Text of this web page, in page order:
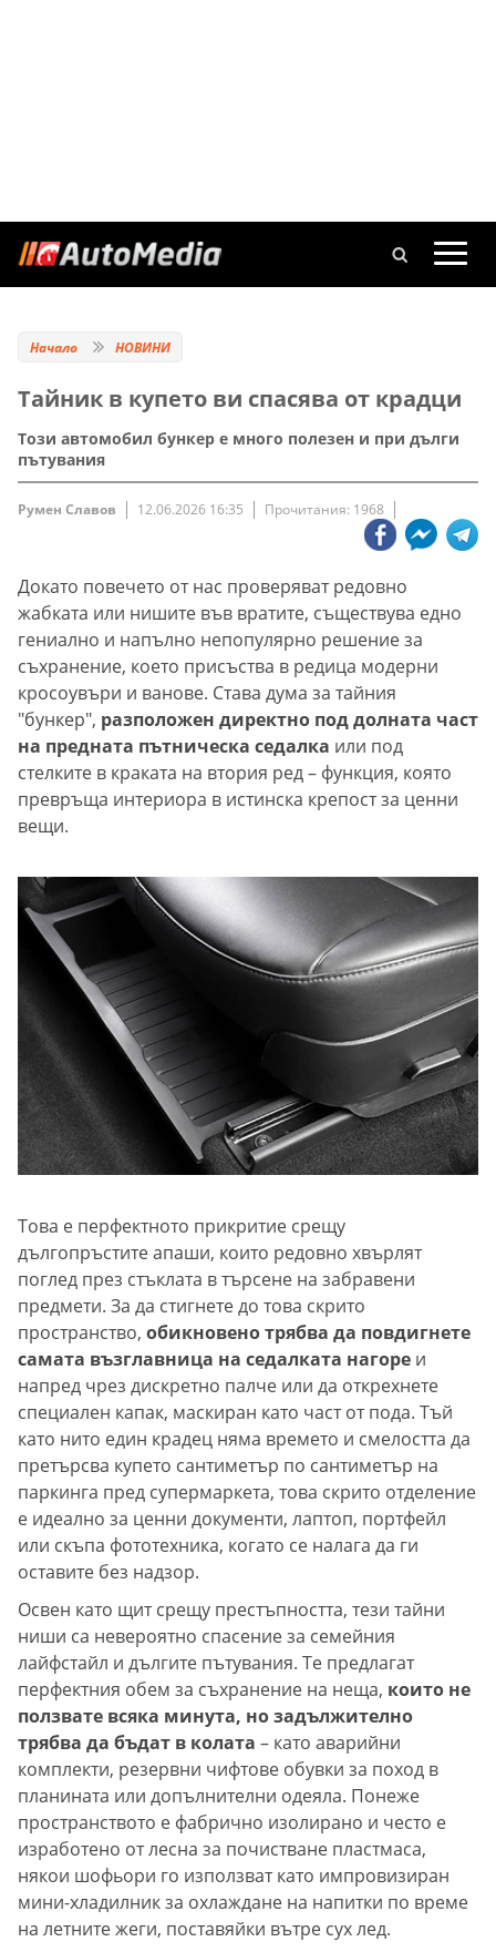
Начало НОВИНИ
Тайник в купето ви спасява от крадци
Този автомобил бункер е много полезен и при дълги
пътувания
Румен Славов 12.06.2026 16:35 Прочитания: 1968
Докато повечето от нас проверяват редовно
жабката или нишите във вратите, съществува едно
гениално и напълно непопулярно решение за
съхранение, което присъства в редица модерни
кросоувъри и ванове. Става дума за тайния
"бункер", разположен директно под долната част
на предната пътническа седалка или под
стелките в краката на втория ред – функция, която
превръща интериора в истинска крепост за ценни
вещи.
Това е перфектното прикритие срещу
дългопръстите апаши, които редовно хвърлят
поглед през стъклата в търсене на забравени
предмети. За да стигнете до това скрито
пространство, обикновено трябва да повдигнете
самата възглавница на седалката нагоре и
напред чрез дискретно палче или да открехнете
специален капак, маскиран като част от пода. Тъй
като нито един крадец няма времето и смелостта да
претърсва купето сантиметър по сантиметър на
паркинга пред супермаркета, това скрито отделение
е идеално за ценни документи, лаптоп, портфейл
или скъпа фототехника, когато се налага да ги
оставите без надзор.
Освен като щит срещу престъпността, тези тайни
ниши са невероятно спасение за семейния
лайфстайл и дългите пътувания. Те предлагат
перфектния обем за съхранение на неща, които не
ползвате всяка минута, но задължително
трябва да бъдат в колата – като аварийни
комплекти, резервни чифтове обувки за поход в
планината или допълнителни одеяла. Понеже
пространството е фабрично изолирано и често е
изработено от лесна за почистване пластмаса,
някои шофьори го използват като импровизиран
мини-хладилник за охлаждане на напитки по време
на летните жеги, поставяйки вътре сух лед.